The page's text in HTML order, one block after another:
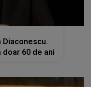
60 de ani